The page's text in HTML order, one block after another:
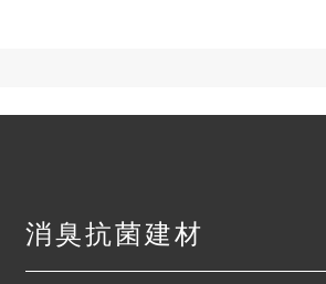
消臭抗菌建材